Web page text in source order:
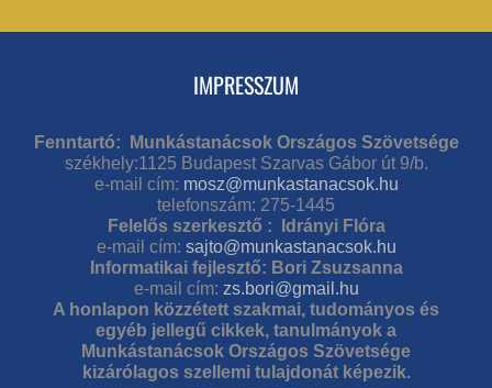
IMPRESSZUM
Fenntartó: Munkástanácsok Országos Szövetsége
székhely:1125 Budapest Szarvas Gábor út 9/b.
e-mail cím: mosz@munkastanacsok.hu
telefonszám: 275-1445
Felelős szerkesztő : Idrányi Flóra
e-mail cím: sajto@munkastanacsok.hu
Informatikai fejlesztő: Bori Zsuzsanna
e-mail cím: zs.bori@gmail.hu
A honlapon közzétett szakmai, tudományos és
egyéb jellegű cikkek, tanulmányok a
Munkástanácsok Országos Szövetsége
kizárólagos szellemi tulajdonát képezik.